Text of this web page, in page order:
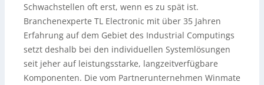
Schwachstellen oft erst, wenn es zu spät ist.
Branchenexperte TL Electronic mit über 35 Jahren
Erfahrung auf dem Gebiet des Industrial Computings
setzt deshalb bei den individuellen Systemlösungen
seit jeher auf leistungsstarke, langzeitverfügbare
Komponenten. Die vom Partnerunternehmen Winmate